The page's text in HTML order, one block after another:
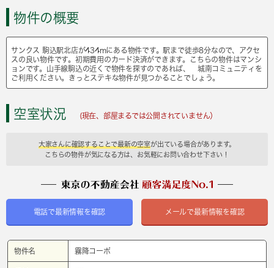
物件の概要
サンクス 駒込駅北店が434mにある物件です。駅まで徒歩8分なので、アクセ
スの良い物件です。初期費用のカード決済ができます。こちらの物件はマンシ
ョンです。山手線駒込の近くで物件を探すのであれば、 城南コミュニティを
ご利用ください。きっとステキな物件が見つかることでしょう。
空室状況 (現在、部屋まるでは公開されていません）
大家さんに確認することで最新の空室が出ている場合があります。
こちらの物件が気になる方は、お気軽にお問い合わせ下さい！
電話で最新情報を確認 メールで最新情報を確認
物件名 霧降コーポ